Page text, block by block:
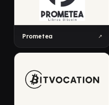
Prometea ↗